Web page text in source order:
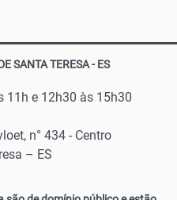
SANTA TERESA - ES
11h e 12h30 às 15h30
n° 434 - Centro
– ES